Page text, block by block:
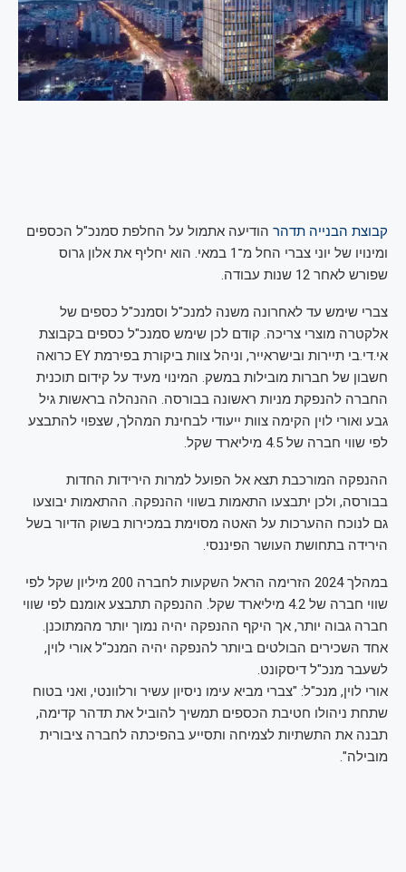
קבוצת הבנייה תדהר הודיעה אתמול על החלפת סמנכ"ל הכספים
ומינויו של יוני צברי החל מ־1 במאי. הוא יחליף את אלון גרוס
שפורש לאחר 12 שנות עבודה.
צברי שימש עד לאחרונה משנה למנכ"ל וסמנכ"ל כספים של
אלקטרה מוצרי צריכה. קודם לכן שימש סמנכ"ל כספים בקבוצת
אי.די.בי תיירות ובישראייר, וניהל צוות ביקורת בפירמת EY כרואה
חשבון של חברות מובילות במשק. המינוי מעיד על קידום תוכנית
החברה להנפקת מניות ראשונה בבורסה. ההנהלה בראשות גיל
גבע ואורי לוין הקימה צוות ייעודי לבחינת המהלך, שצפוי להתבצע
לפי שווי חברה של 4.5 מיליארד שקל.
ההנפקה המורכבת תצא אל הפועל למרות הירידות החדות
בבורסה, ולכן יתבצעו התאמות בשווי ההנפקה. ההתאמות יבוצעו
גם לנוכח ההערכות על האטה מסוימת במכירות בשוק הדיור בשל
הירידה בתחושת העושר הפיננסי.
במהלך 2024 הזרימה הראל השקעות לחברה 200 מיליון שקל לפי
שווי חברה של 4.2 מיליארד שקל. ההנפקה תתבצע אומנם לפי שווי
חברה גבוה יותר, אך היקף ההנפקה יהיה נמוך יותר מהמתוכנן.
אחד השכירים הבולטים ביותר להנפקה יהיה המנכ"ל אורי לוין,
לשעבר מנכ"ל דיסקונט.
אורי לוין, מנכ"ל: "צברי מביא עימו ניסיון עשיר ורלוונטי, ואני בטוח
שתחת ניהולו חטיבת הכספים תמשיך להוביל את תדהר קדימה,
תבנה את התשתיות לצמיחה ותסייע בהפיכתה לחברה ציבורית
מובילה".